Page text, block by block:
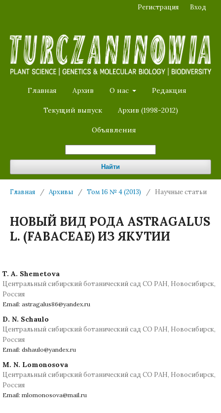
Главная Архив О нас Редакция
Текущий выпуск Архив (1998-2012)
Объявления
Найти
Регистрация Вход
Главная / Архивы / Том 16 № 4 (2013) / Научные статьи
НОВЫЙ ВИД РОДА ASTRAGALUS
L. (FABACEAE) ИЗ ЯКУТИИ
T. A. Shemetova
Центральный сибирский ботанический сад СО РАН, Новосибирск,
Россия
Email: astragalus86@yandex.ru
D. N. Schaulo
Центральный сибирский ботанический сад СО РАН, Новосибирск,
Россия
Email: dshaulo@yandex.ru
M. N. Lomonosova
Центральный сибирский ботанический сад СО РАН, Новосибирск,
Россия
Email: mlomonosova@mail.ru